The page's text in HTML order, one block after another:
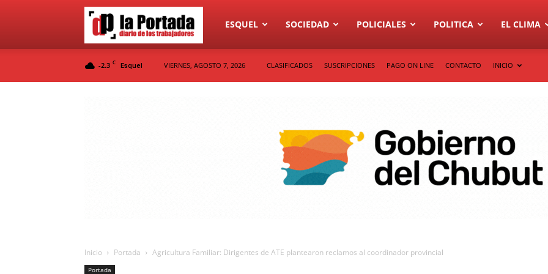
Diario
ESQUEL SOCIEDAD POLICIALES POLITICA EL CLIMA
-2.3 C Esquel VIERNES, AGOSTO 7, 2026 CLASIFICADOS SUSCRIPCIONES PAGO ON LINE CONTACTO INICIO
Inicio Portada Agricultura Familiar: Dirigentes de ATE plantearon reclamos al coordinador provincial
Portada